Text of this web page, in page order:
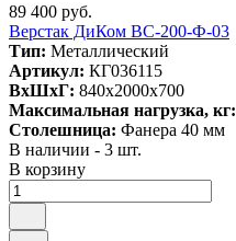
89 400 руб.
Верстак ДиКом ВС-200-Ф-03
Тип: Металлический
Артикул: КГ036115
ВxШxГ: 840x2000x700
Максимальная нагрузка, кг:
Столешница: Фанера 40 мм
В наличии - 3 шт.
В корзину